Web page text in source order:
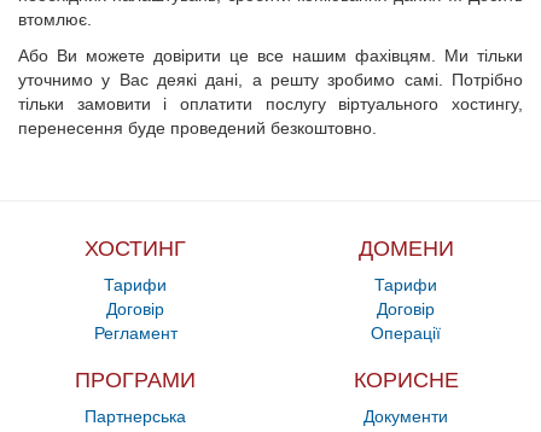
втомлює.
Або Ви можете довірити це все нашим фахівцям. Ми тільки
уточнимо у Вас деякі дані, а решту зробимо самі. Потрібно
тільки замовити і оплатити послугу віртуального хостингу,
перенесення буде проведений безкоштовно.
ХОСТИНГ
Тарифи
Договір
Регламент
ДОМЕНИ
Тарифи
Договір
Операції
ПРОГРАМИ
Партнерська
КОРИСНЕ
Документи